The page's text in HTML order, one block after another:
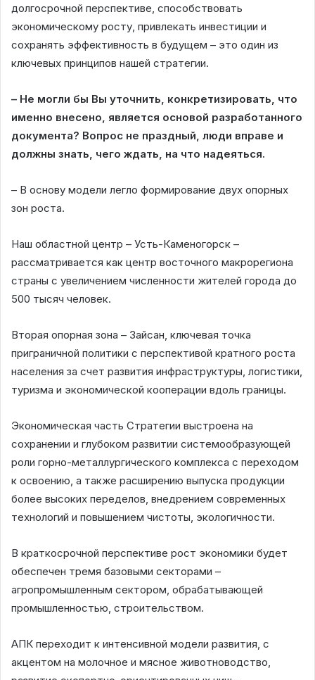
долгосрочной перспективе, способствовать
экономическому росту, привлекать инвестиции и
сохранять эффективность в будущем – это один из
ключевых принципов нашей стратегии.
– Не могли бы Вы уточнить, конкретизировать, что
именно внесено, является основой разработанного
документа? Вопрос не праздный, люди вправе и
должны знать, чего ждать, на что надеяться.
– В основу модели легло формирование двух опорных
зон роста.
Наш областной центр – Усть-Каменогорск –
рассматривается как центр восточного макрорегиона
страны с увеличением численности жителей города до
500 тысяч человек.
Вторая опорная зона – Зайсан, ключевая точка
приграничной политики с перспективой кратного роста
населения за счет развития инфраструктуры, логистики,
туризма и экономической кооперации вдоль границы.
Экономическая часть Стратегии выстроена на
сохранении и глубоком развитии системообразующей
роли горно-металлургического комплекса с переходом
к освоению, а также расширению выпуска продукции
более высоких переделов, внедрением современных
технологий и повышением чистоты, экологичности.
В краткосрочной перспективе рост экономики будет
обеспечен тремя базовыми секторами –
агропромышленным сектором, обрабатывающей
промышленностью, строительством.
АПК переходит к интенсивной модели развития, с
акцентом на молочное и мясное животноводство,